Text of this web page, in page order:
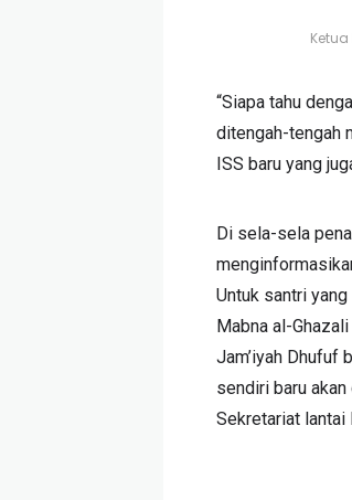
“Siapa tahu
ditengah-tengah
ISS baru yang
Di sela-sela
Untuk santri
Mabna al-
Jam’iyah Dhufuf
sendiri baru
Sekretariat lantai